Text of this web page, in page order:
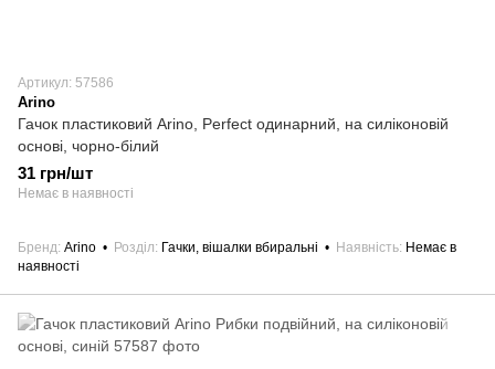
Артикул: 57586
Arino
Гачок пластиковий Arino, Perfect одинарний, на силіконовій
основі, чорно-білий
31 грн/шт
Немає в наявності
Бренд Arino Розділ Гачки, вішалки вбиральні Наявність Немає в
наявності